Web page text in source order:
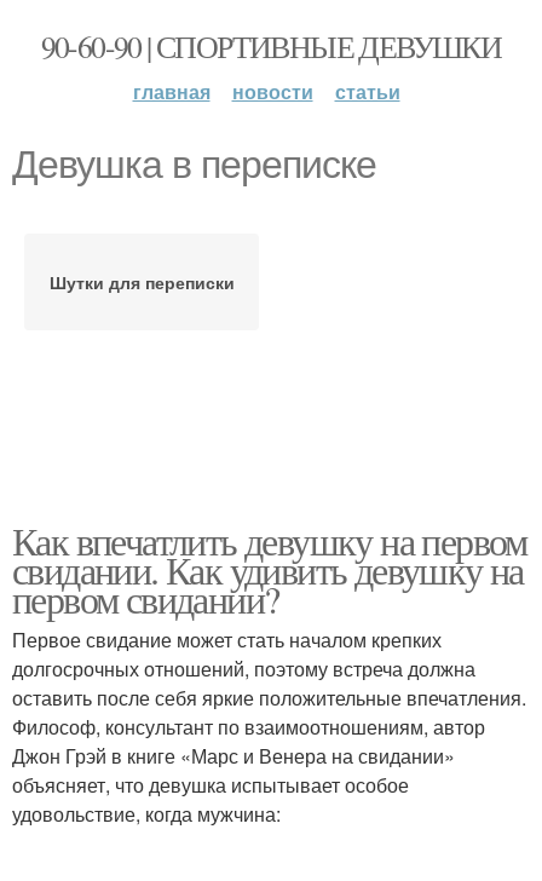
90-60-90 | СПОРТИВНЫЕ ДЕВУШКИ
главная новости статьи
Девушка в переписке
Шутки для переписки
Как впечатлить девушку на первом
свидании. Как удивить девушку на
первом свидании?
Первое свидание может стать началом крепких
долгосрочных отношений, поэтому встреча должна
оставить после себя яркие положительные впечатления.
Философ, консультант по взаимоотношениям, автор
Джон Грэй в книге «Марс и Венера на свидании»
объясняет, что девушка испытывает особое
удовольствие, когда мужчина: